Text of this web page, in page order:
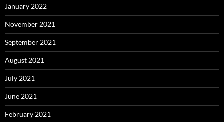
January 2022
November 2021
September 2021
August 2021
July 2021
June 2021
February 2021